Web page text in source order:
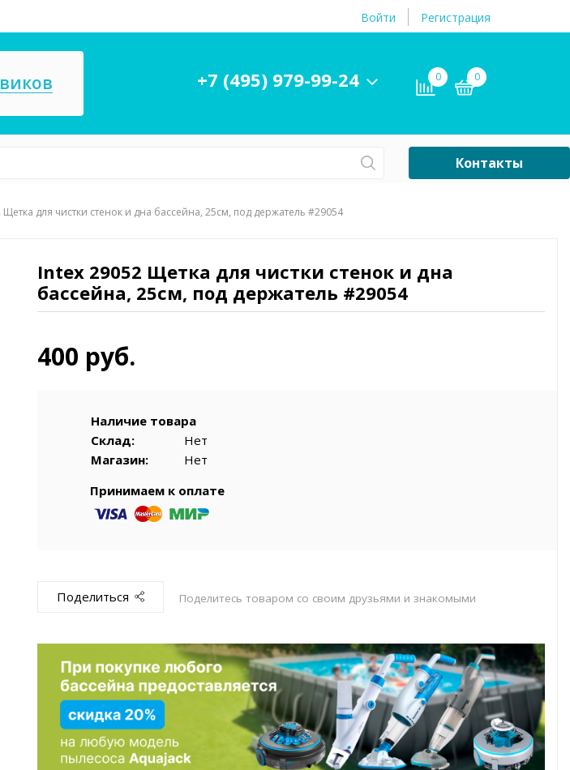
Войти Регистрация
+7 (495) 979-99-24 0 0
СПА
игрушки
принадлежности
Запчасти для бассейнов
Уцененный Товар
Контакты
Щетка для чистки стенок и дна бассейна, 25см, под держатель #29054
Intex 29052 Щетка для чистки стенок и дна
бассейна, 25см, под держатель #29054
400 руб.
Наличие товара
Склад:
Нет
Магазин:
Нет
Принимаем к оплате
Поделиться Поделитесь товаром со своим друзьями и знакомыми